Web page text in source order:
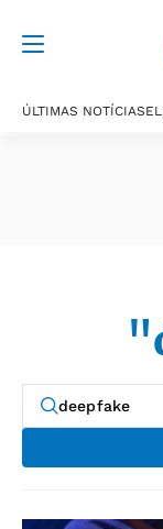
ÚLTIMAS NOTÍCIAS